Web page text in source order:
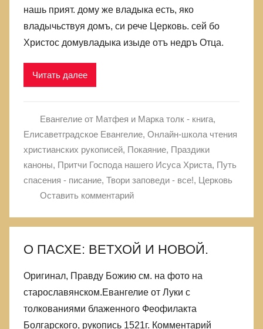
нашь прият. дому же владыка есть, яко
владычьствуя домъ, си рече Церковь. сей бо
Христос домувладыка изыде отъ недръ Отца.
Читать далее
Евангелие от Матфея и Марка толк - книга,
Елисаветградское Евангелие, Онлайн-школа чтения
христианских рукописей, Покаяние, Праздики
каноны, Притчи Господа нашего Исуса Христа, Путь
спасения - писание, Твори заповеди - все!, Церковь
Оставить комментарий
О ПАСХЕ: ВЕТХОЙ И НОВОЙ.
Оригинал, Правду Божию см. на фото на
старославянском.Евангелие от Луки с
толкованиями блаженного Феофилакта
Болгарского, рукопись 1521г. Комментарий